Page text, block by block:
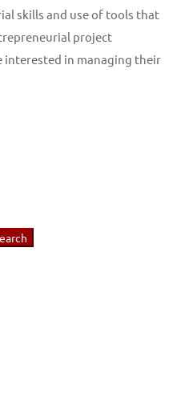
skills and use of tools that
project
interested in managing their